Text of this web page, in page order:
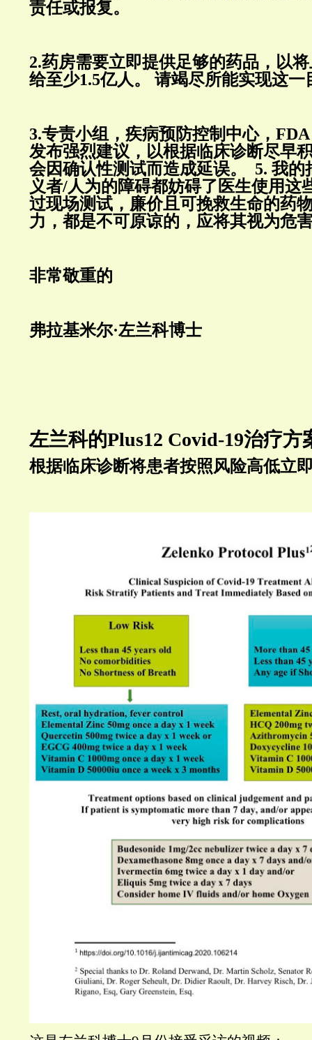
责任或报复。
2.药房需要立即提供足够的药品，以
给至少1.5亿人。 请竭尽所能实现这一
3.专责小组，疾病预防控制中心， FDA
发布强烈建议，以根据临床诊断尽早
会因确认性测试而造成延误。
5. 我的
义者/人为的障碍都妨碍了医生使用这
过现场测试，廉价且可挽救生命的药
力，都是不可原谅的，应将其视为危
非常敬重的
弗拉基米尔·左兰科博士
左兰科的Plus12 Covid-19治疗方
根据临床诊断将患者按照风险高低立